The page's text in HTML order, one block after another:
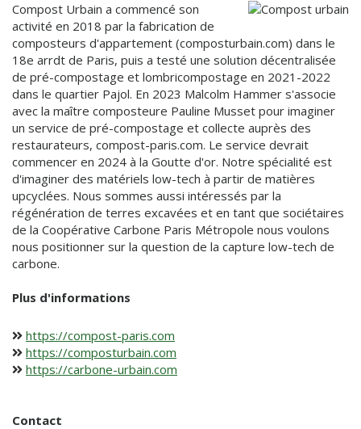
Compost Urbain a commencé son
activité en 2018 par la fabrication de
composteurs d'appartement (composturbain.com) dans le
18e arrdt de Paris, puis a testé une solution décentralisée
de pré-compostage et lombricompostage en 2021-2022
dans le quartier Pajol. En 2023 Malcolm Hammer s'associe
avec la maître composteure Pauline Musset pour imaginer
un service de pré-compostage et collecte auprès des
restaurateurs, compost-paris.com. Le service devrait
commencer en 2024 à la Goutte d'or. Notre spécialité est
d'imaginer des matériels low-tech à partir de matières
upcyclées. Nous sommes aussi intéressés par la
régénération de terres excavées et en tant que sociétaires
de la Coopérative Carbone Paris Métropole nous voulons
nous positionner sur la question de la capture low-tech de
carbone.
Plus d'informations
https://compost-paris.com
https://composturbain.com
https://carbone-urbain.com
Contact